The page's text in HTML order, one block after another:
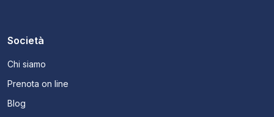
Società
Chi siamo
Prenota on line
Blog